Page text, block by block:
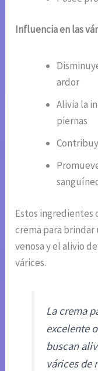
Influencia en las
ardor
Alivia la
piernas
Estos ingredientes
crema para
venosa y el alivio
várices.
La crema
excelente
buscan
várices de